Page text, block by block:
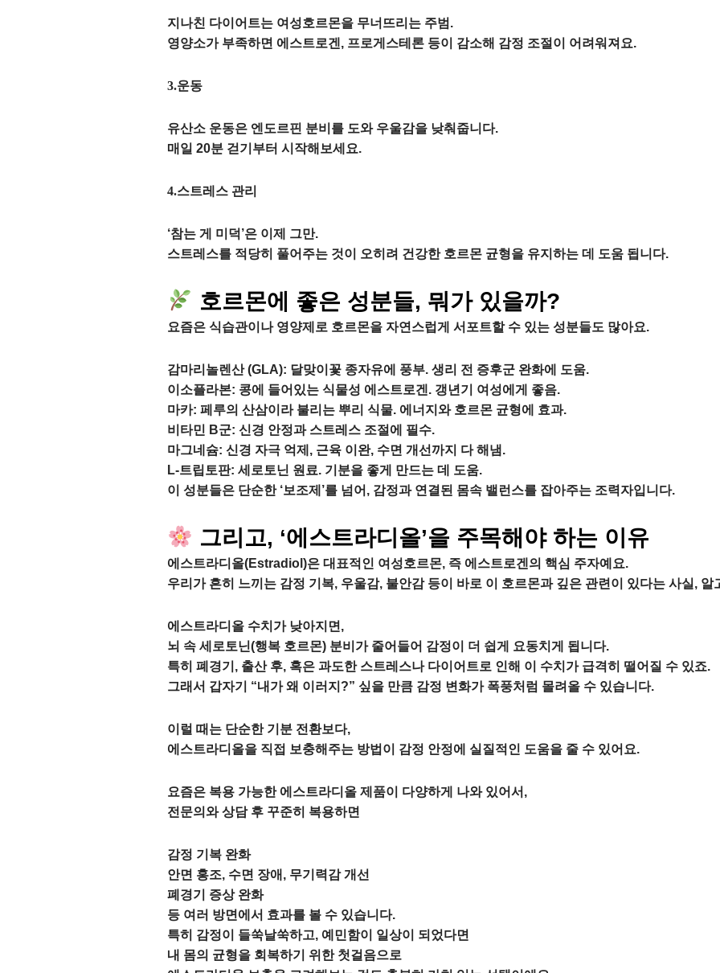
지나친 다이어트는 여성호르몬을 무너뜨리는 주범.
영양소가 부족하면 에스트로겐, 프로게스테론 등이 감소해 감정 조절이 어려워져요.
3.운동
유산소 운동은 엔도르핀 분비를 도와 우울감을 낮춰줍니다.
매일 20분 걷기부터 시작해보세요.
4.스트레스 관리
‘참는 게 미덕’은 이제 그만.
스트레스를 적당히 풀어주는 것이 오히려 건강한 호르몬 균형을 유지하는 데 도움 됩니다.
호르몬에 좋은 성분들, 뭐가 있을까?
요즘은 식습관이나 영양제로 호르몬을 자연스럽게 서포트할 수 있는 성분들도 많아요.
감마리놀렌산 (GLA): 달맞이꽃 종자유에 풍부. 생리 전 증후군 완화에 도움.
이소플라본: 콩에 들어있는 식물성 에스트로겐. 갱년기 여성에게 좋음.
마카: 페루의 산삼이라 불리는 뿌리 식물. 에너지와 호르몬 균형에 효과.
비타민 B군: 신경 안정과 스트레스 조절에 필수.
마그네슘: 신경 자극 억제, 근육 이완, 수면 개선까지 다 해냄.
L-트립토판: 세로토닌 원료. 기분을 좋게 만드는 데 도움.
이 성분들은 단순한 ‘보조제’를 넘어, 감정과 연결된 몸속 밸런스를 잡아주는 조력자입니다.
그리고, ‘에스트라디올’을 주목해야 하는 이유
에스트라디올(Estradiol)은 대표적인 여성호르몬, 즉 에스트로겐의 핵심 주자예요.
우리가 흔히 느끼는 감정 기복, 우울감, 불안감 등이 바로 이 호르몬과 깊은 관련이 있다는 사실, 알
에스트라디올 수치가 낮아지면,
뇌 속 세로토닌(행복 호르몬) 분비가 줄어들어 감정이 더 쉽게 요동치게 됩니다.
특히 폐경기, 출산 후, 혹은 과도한 스트레스나 다이어트로 인해 이 수치가 급격히 떨어질 수 있죠.
그래서 갑자기 “내가 왜 이러지?” 싶을 만큼 감정 변화가 폭풍처럼 몰려올 수 있습니다.
이럴 때는 단순한 기분 전환보다,
에스트라디올을 직접 보충해주는 방법이 감정 안정에 실질적인 도움을 줄 수 있어요.
요즘은 복용 가능한 에스트라디올 제품이 다양하게 나와 있어서,
전문의와 상담 후 꾸준히 복용하면
감정 기복 완화
안면 홍조, 수면 장애, 무기력감 개선
폐경기 증상 완화
등 여러 방면에서 효과를 볼 수 있습니다.
특히 감정이 들쑥날쑥하고, 예민함이 일상이 되었다면
내 몸의 균형을 회복하기 위한 첫걸음으로